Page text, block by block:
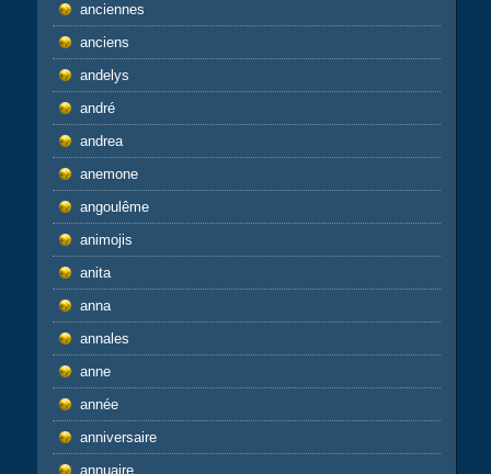
anciennes
anciens
andelys
andré
andrea
anemone
angoulême
animojis
anita
anna
annales
anne
année
anniversaire
annuaire